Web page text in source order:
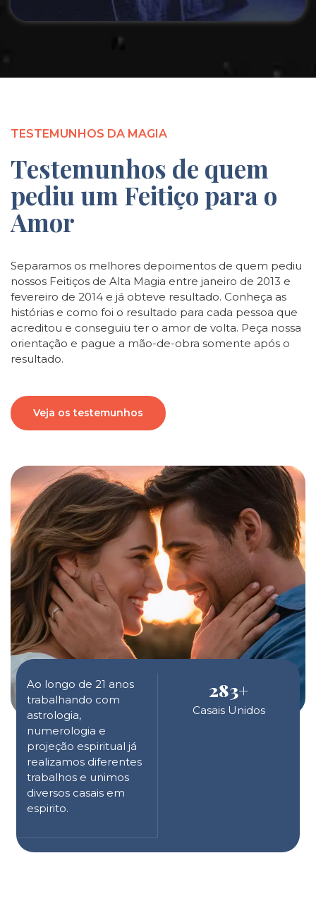
Ao longo de 21 anos
trabalhando com
astrologia,
numerologia e
projeção espiritual já
realizamos diferentes
trabalhos e unimos
diversos casais em
espirito.
283+
Casais Unidos
TESTEMUNHOS DA MAGIA
Testemunhos de quem
pediu um Feitiço para o
Amor
Separamos os melhores depoimentos de quem pediu
nossos Feitiços de Alta Magia entre janeiro de 2013 e
fevereiro de 2014 e já obteve resultado. Conheça as
histórias e como foi o resultado para cada pessoa que
acreditou e conseguiu ter o amor de volta. Peça nossa
orientação e pague a mão-de-obra somente após o
resultado.
Veja os testemunhos